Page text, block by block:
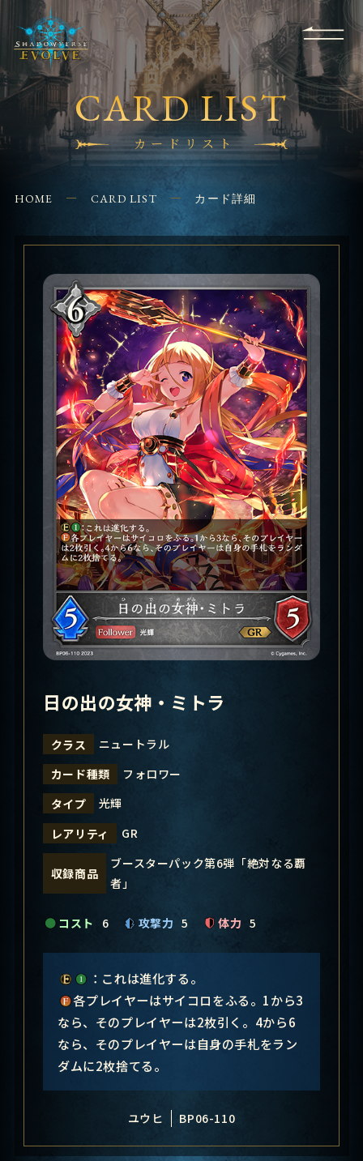
Q&A
EVENT SHOPS
FOR
BEGINNERS
APPLICATION
CONTACT
CARD LIST
カードリスト
HOME CARD LIST カード詳細
日の出の女神・ミトラ
クラス
ニュートラル
カード種類
フォロワー
タイプ
光輝
レアリティ
GR
収録商品
ブースターパック第6弾「絶対なる覇
者」
コスト 6 攻撃力 5 体力 5
：これは進化する。
各プレイヤーはサイコロをふる。1から3
なら、そのプレイヤーは2枚引く。4から6
なら、そのプレイヤーは自身の手札をラン
ダムに2枚捨てる。
ユウヒ BP06-110